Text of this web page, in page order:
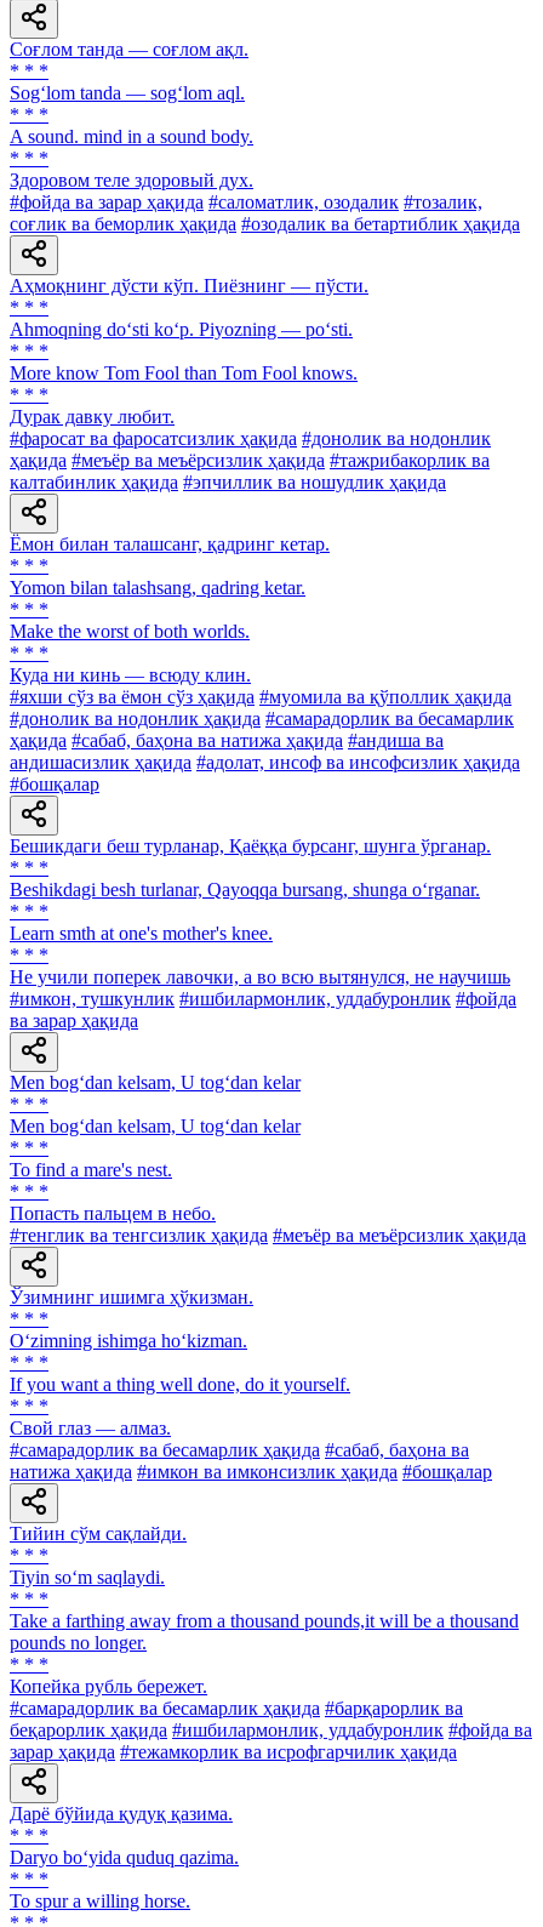
Соғлом танда — соғлом ақл.
* * *
Sog‘lom tanda — sog‘lom aql.
* * *
A sound. mind in a sound body.
* * *
Здоровом теле здоровый дух.
#фойда ва зарар ҳақида #саломатлик, озодалик #тозалик,
соғлик ва беморлик ҳақида #озодалик ва бетартиблик ҳақида
Аҳмоқнинг дўсти кўп. Пиёзнинг — пўсти.
* * *
Ahmoqning do‘sti ko‘p. Piyozning — po‘sti.
* * *
More know Tom Fool than Тоm Fool knows.
* * *
Дурак давку любит.
#фаросат ва фаросатсизлик ҳақида #донолик ва нодонлик
ҳақида #меъёр ва меъёрсизлик ҳақида #тажрибакорлик ва
калтабинлик ҳақида #эпчиллик ва ношудлик ҳақида
Ёмон билан талашсанг, қадринг кетар.
* * *
Yomon bilan talashsang, qadring ketar.
* * *
Make the worst of both worlds.
* * *
Куда ни кинь — всюду клин.
#яхши сўз ва ёмон сўз ҳақида #муомила ва қўполлик ҳақида
#донолик ва нодонлик ҳақида #самарадорлик ва бесамарлик
ҳақида #сабаб, баҳона ва натижа ҳақида #андиша ва
андишасизлик ҳақида #адолат, инсоф ва инсофсизлик ҳақида
#бошқалар
Бешикдаги беш турланар, Қаёққа бурсанг, шунга ўрганар.
* * *
Beshikdagi besh turlanar, Qayoqqa bursang, shunga o‘rganar.
* * *
Learn smth at one's mother's knee.
* * *
Не учили поперек лавочки, а во всю вытянулся, не научишь
#имкон, тушкунлик #ишбилармонлик, уддабуронлик #фойда
ва зарар ҳақида
Men bog‘dan kelsam, U tog‘dan kelar
* * *
Men bog‘dan kelsam, U tog‘dan kelar
* * *
То find а mare's nest.
* * *
Попасть пальцем в небо.
#тенглик ва тенгсизлик ҳақида #меъёр ва меъёрсизлик ҳақида
Ўзимнинг ишимга ҳўкизман.
* * *
O‘zimning ishimga ho‘kizman.
* * *
If you want a thing well done, do it yourself.
* * *
Свой глаз — алмаз.
#самарадорлик ва бесамарлик ҳақида #сабаб, баҳона ва
натижа ҳақида #имкон ва имконсизлик ҳақида #бошқалар
Тийин сўм сақлайди.
* * *
Tiyin so‘m saqlaydi.
* * *
Take a farthing away from a thousand pounds,it will be a thousand
pounds no longer.
* * *
Копейка рубль бережет.
#самарадорлик ва бесамарлик ҳақида #барқарорлик ва
беқарорлик ҳақида #ишбилармонлик, уддабуронлик #фойда ва
зарар ҳақида #тежамкорлик ва исрофгарчилик ҳақида
Дарё бўйида қудуқ қазима.
* * *
Daryo bo‘yida quduq qazima.
* * *
To spur a willing horse.